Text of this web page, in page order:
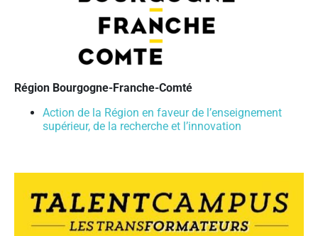
Région Bourgogne-Franche-Comté
Action de la Région en faveur de l’enseignement
supérieur, de la recherche et l’innovation